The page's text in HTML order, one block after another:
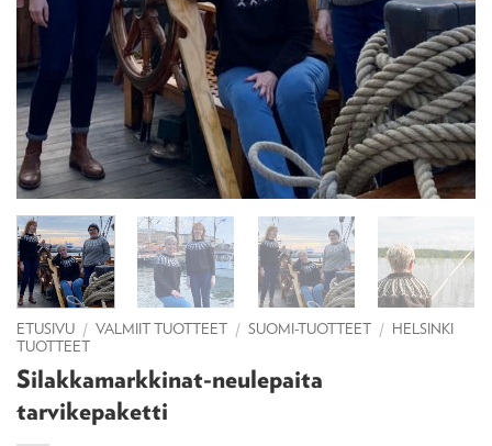
ETUSIVU / VALMIIT TUOTTEET / SUOMI-TUOTTEET / HELSINKI
TUOTTEET
Silakkamarkkinat-neulepaita
tarvikepaketti